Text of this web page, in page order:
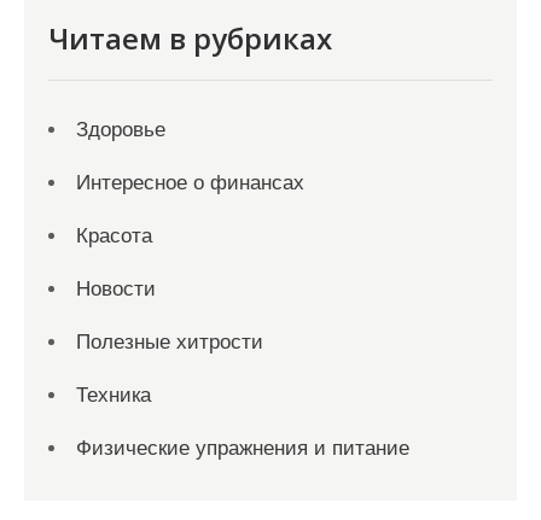
Читаем в рубриках
Здоровье
Интересное о финансах
Красота
Новости
Полезные хитрости
Техника
Физические упражнения и питание